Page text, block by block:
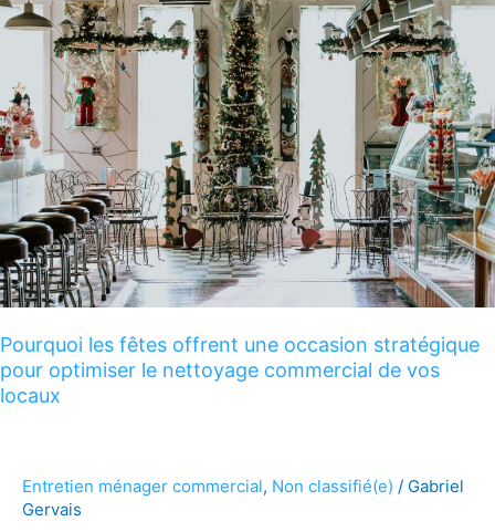
Pourquoi les fêtes offrent une occasion stratégique
pour optimiser le nettoyage commercial de vos
locaux
Entretien ménager commercial, Non classifié(e) / Gabriel
Gervais
les
offrent
une
occasion
stratégique
pour
optimiser
nettoyage
commercial
de
locaux